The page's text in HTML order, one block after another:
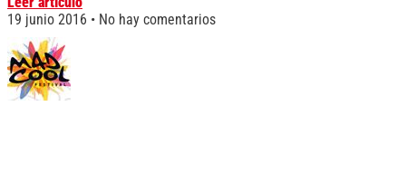
19 junio 2016
No hay comentarios